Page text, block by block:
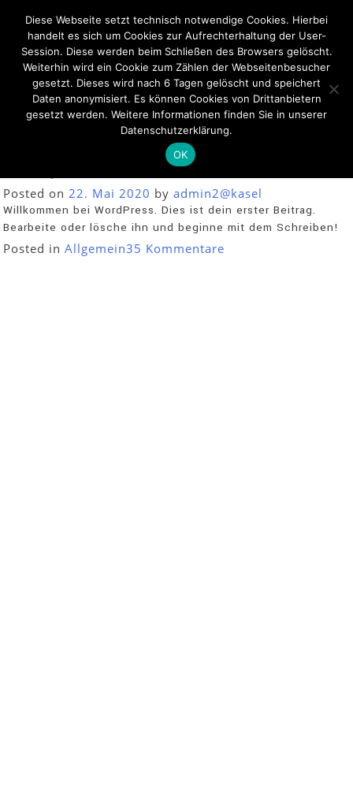
Ihre
Tierarztpraxis in
der Eifel
Posted on 22. Mai 2020 byadmin2@kasel
Willkommen bei WordPress. Dies ist dein erster Beitrag.
Bearbeite oder lösche ihn und beginne mit dem Schreiben!
Posted inAllgemein35 Kommentare
Diese Webseite setzt technisch notwendige Cookies. Hierbei
handelt es sich um Cookies zur Aufrechterhaltung der User-
Session. Diese werden beim Schließen des Browsers gelöscht.
Weiterhin wird ein Cookie zum Zählen der Webseitenbesucher
gesetzt. Dieses wird nach 6 Tagen gelöscht und speichert
Daten anonymisiert. Es können Cookies von Drittanbietern
gesetzt werden. Weitere Informationen finden Sie in unserer
Datenschutzerklärung.
OK